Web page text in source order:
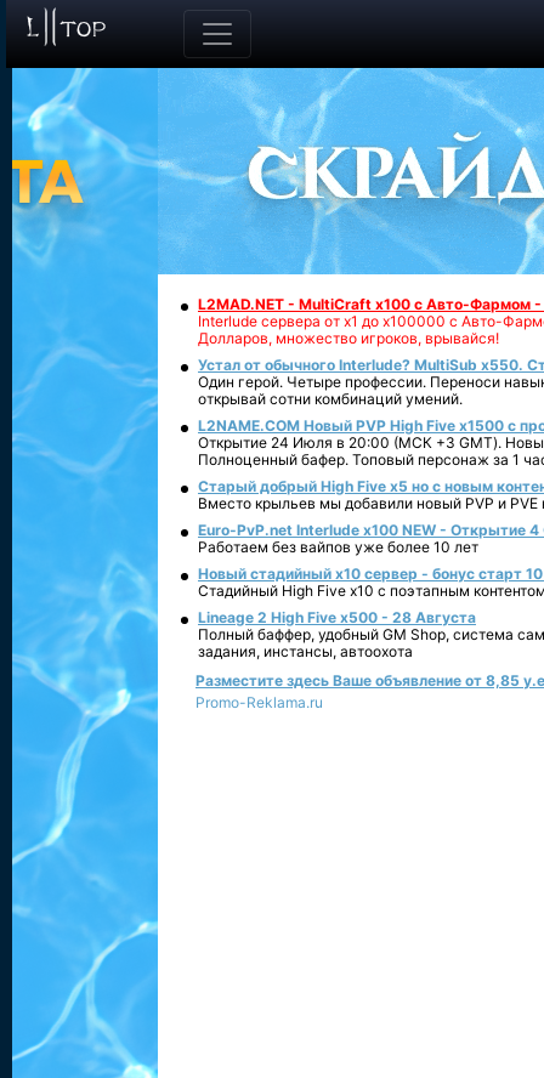
L2MAD.NET - MultiCraft x100 с Авто-Фармом
Interlude сервера от х1 до х100000 с Авто-
Долларов, множество игроков, врывайся!
Устал от обычного Interlude? MultiSub x550.
Один герой. Четыре профессии. Переноси
открывай сотни комбинаций умений.
L2NAME.COM Новый PVP High Five x1500 с
Открытие 24 Июля в 20:00 (МСК +3 GMT).
Полноценный бафер. Топовый персонаж за 1
Старый добрый High Five x5 но с новым
Вместо крыльев мы добавили новый PVP и PVE
Euro-PvP.net Interlude х100 NEW - Открытие 4
Работаем без вайпов уже более 10 лет
Новый стадийный х10 сервер - бонус старт
Стадийный High Five x10 с поэтапным
Lineage 2 High Five x500 - 28 Августа
Полный баффер, удобный GM Shop, система
задания, инстансы, автоохота
Разместите здесь Ваше объявление от 8,85
Promo-Reklama.ru